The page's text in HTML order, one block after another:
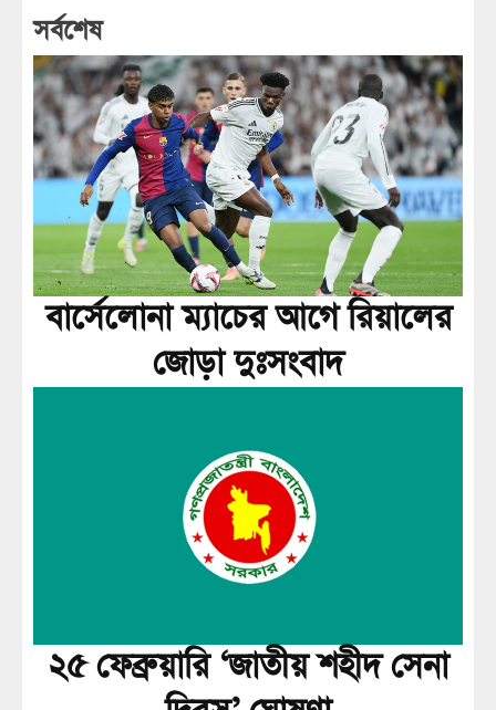
সর্বশেষ
বার্সেলোনা ম্যাচের আগে রিয়ালের
জোড়া দুঃসংবাদ
২৫ ফেব্রুয়ারি ‘জাতীয় শহীদ সেনা